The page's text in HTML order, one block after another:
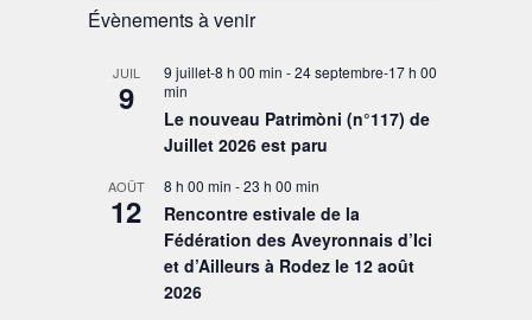
Évènements à venir
JUIL
9
9 juillet-8 h 00 min -24 septembre-17 h 00
min
Le nouveau Patrimòni (n°117) de
Juillet 2026 est paru
AOÛT
12
8 h 00 min -23 h 00 min
Rencontre estivale de la
Fédération des Aveyronnais d’Ici
et d’Ailleurs à Rodez le 12 août
2026